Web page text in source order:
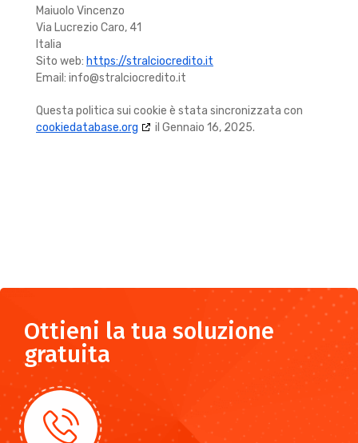
Maiuolo Vincenzo
Via Lucrezio Caro, 41
Italia
Sito web: https://stralciocredito.it
Email: info@stralciocredito.it
Questa politica sui cookie è stata sincronizzata con
cookiedatabase.org
il Gennaio 16, 2025.
Ottieni la tua soluzione
gratuita